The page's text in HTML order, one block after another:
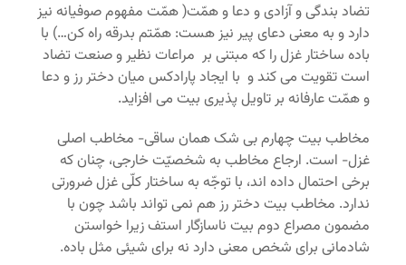
تضاد بندگی و آزادی و دعا و همّت( همّت مفهوم صوفیانه نیز
دارد و به معنی دعای پیر نیز هست: همّتم بدرقه راه کن…) با
باده ساختار غزل را که مبتنی بر مراعات نظیر و صنعت تضاد
است تقویت می کند و با ایجاد پارادکس میان دختر رز و دعا
و همّت عارفانه بر تاویل پذیری بیت می افزاید.
مخاطب بیت چهارم بی شک همان ساقی- مخاطب اصلی
غزل- است. ارجاع مخاطب به شخصیّت خارجی، چنان که
برخی احتمال داده اند، با توجّه به ساختار کلّی غزل ضرورتی
ندارد. مخاطب بیت دختر رز هم نمی تواند باشد چون با
مضمون مصراع دوم بیت ناسازگار استف زیرا خواستن
شادمانی برای شخص معنی دارد نه برای شیئی مثل باده.